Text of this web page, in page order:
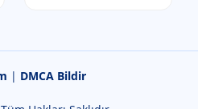
| DMCA Bildir